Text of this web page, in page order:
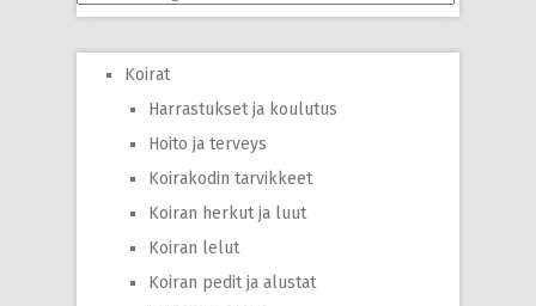
Koirat
Harrastukset ja koulutus
Hoito ja terveys
Koirakodin tarvikkeet
Koiran herkut ja luut
Koiran lelut
Koiran pedit ja alustat